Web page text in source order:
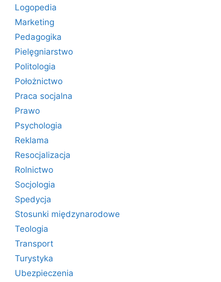
Logopedia
Marketing
Pedagogika
Pielęgniarstwo
Politologia
Położnictwo
Praca socjalna
Prawo
Psychologia
Reklama
Resocjalizacja
Rolnictwo
Socjologia
Spedycja
Stosunki międzynarodowe
Teologia
Transport
Turystyka
Ubezpieczenia